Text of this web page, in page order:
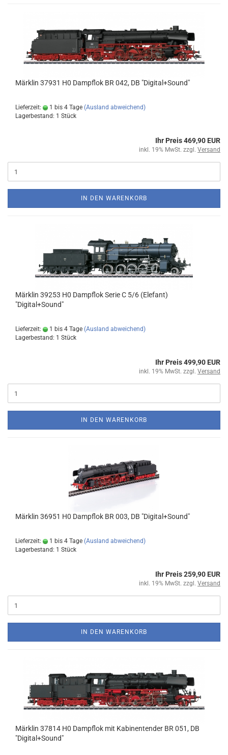
Märklin 37931 H0 Dampflok BR 042, DB "Digital+Sound"
Lieferzeit: 1 bis 4 Tage (Ausland abweichend)
Lagerbestand: 1 Stück
Ihr Preis 469,90 EUR
inkl. 19% MwSt. zzgl. Versand
IN DEN WARENKORB
Märklin 39253 H0 Dampflok Serie C 5/6 (Elefant)
"Digital+Sound"
Lieferzeit: 1 bis 4 Tage (Ausland abweichend)
Lagerbestand: 1 Stück
Ihr Preis 499,90 EUR
inkl. 19% MwSt. zzgl. Versand
IN DEN WARENKORB
Märklin 36951 H0 Dampflok BR 003, DB "Digital+Sound"
Lieferzeit: 1 bis 4 Tage (Ausland abweichend)
Lagerbestand: 1 Stück
Ihr Preis 259,90 EUR
inkl. 19% MwSt. zzgl. Versand
IN DEN WARENKORB
Märklin 37814 H0 Dampflok mit Kabinentender BR 051, DB
"Digital+Sound"